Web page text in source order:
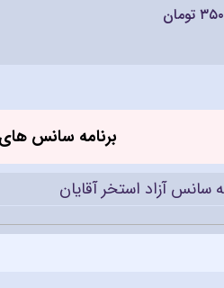
تومان
برنامه سانس
سانس آزاد استخر آقایان